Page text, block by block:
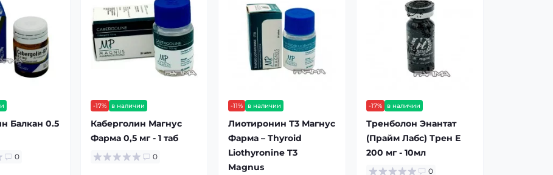
Балкан 0.5
0
-17% в наличии
Каберголин Магнус
Фарма 0,5 мг - 1 таб
0
-11% в наличии
Лиотиронин Т3 Магнус
Фарма – Thyroid
Liothyronine T3
Magnus
-17% в наличии
Тренболон Энантат
(Прайм Лабс) Трен Е
200 мг - 10мл
0